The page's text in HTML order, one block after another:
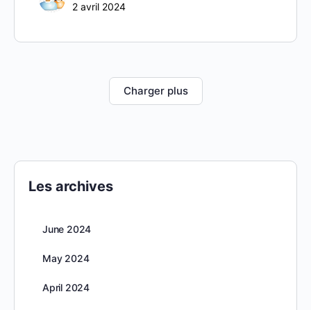
2 avril 2024
Charger plus
Les archives
June 2024
May 2024
April 2024